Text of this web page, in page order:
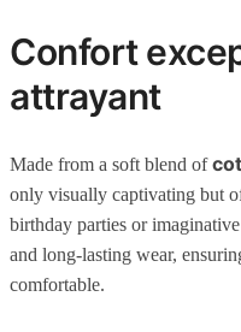
Confort
attrayant
Made from a soft blend of
only visually captivating but
birthday parties or
and long-lasting wear,
comfortable.